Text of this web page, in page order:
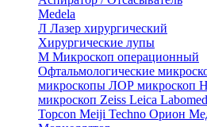
Medela
Л Лазер хирургический
Хирургические лупы
М Микроскоп операционный
Офтальмологические
микроскопы ЛОР микроскоп
микроскоп Zeiss Leica Labomed
Topcon Meiji Techno Орион